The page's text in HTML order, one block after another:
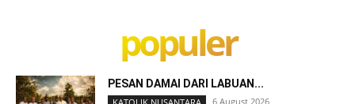
populer
PESAN DAMAI DARI LABUAN...
6 August 2026